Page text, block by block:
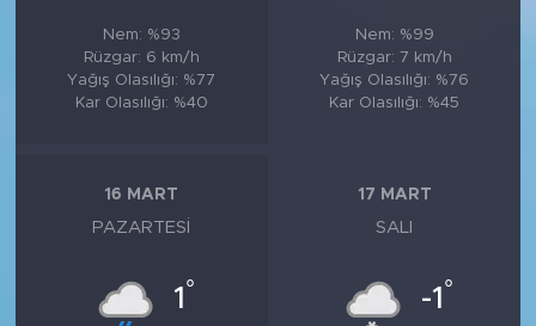
Nem: %93
Rüzgar: 6 km/h
Yağış Olasılığı: %77
Kar Olasılığı: %40
Nem: %99
Rüzgar: 7 km/h
Yağış Olasılığı: %76
Kar Olasılığı: %45
16 MART
PAZARTESI
1 °
17 MART
SALI
-1 °